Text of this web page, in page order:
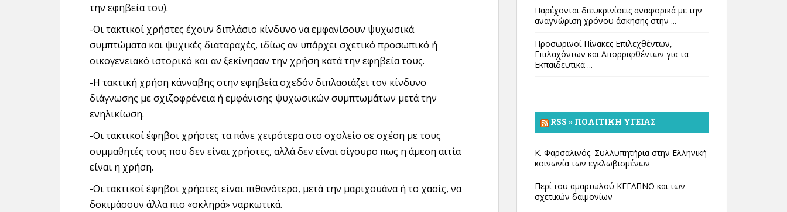
την εφηβεία του).
-Οι τακτικοί χρήστες έχουν διπλάσιο κίνδυνο να εμφανίσουν ψυχωσικά
συμπτώματα και ψυχικές διαταραχές, ιδίως αν υπάρχει σχετικό προσωπικό ή
οικογενειακό ιστορικό και αν ξεκίνησαν την χρήση κατά την εφηβεία τους.
-Η τακτική χρήση κάνναβης στην εφηβεία σχεδόν διπλασιάζει τον κίνδυνο
διάγνωσης με σχιζοφρένεια ή εμφάνισης ψυχωσικών συμπτωμάτων μετά την
ενηλικίωση.
-Οι τακτικοί έφηβοι χρήστες τα πάνε χειρότερα στο σχολείο σε σχέση με τους
συμμαθητές τους που δεν είναι χρήστες, αλλά δεν είναι σίγουρο πως η άμεση αιτία
είναι η χρήση.
-Οι τακτικοί έφηβοι χρήστες είναι πιθανότερο, μετά την μαριχουάνα ή το χασίς, να
δοκιμάσουν άλλα πιο «σκληρά» ναρκωτικά.
Παρέχονται διευκρινίσεις αναφορικά με την
αναγνώριση χρόνου άσκησης στην ...
Προσωρινοί Πίνακες Επιλεχθέντων,
Επιλαχόντων και Απορριφθέντων για τα
Εκπαιδευτικά ...
RSS » ΠΟΛΙΤΙΚΉ ΥΓΕΊΑΣ
Κ. Φαρσαλινός. Συλλυπητήρια στην Ελληνική
κοινωνία των εγκλωβισμένων
Περί του αμαρτωλού ΚΕΕΛΠΝΟ και των
σχετικών δαιμονίων